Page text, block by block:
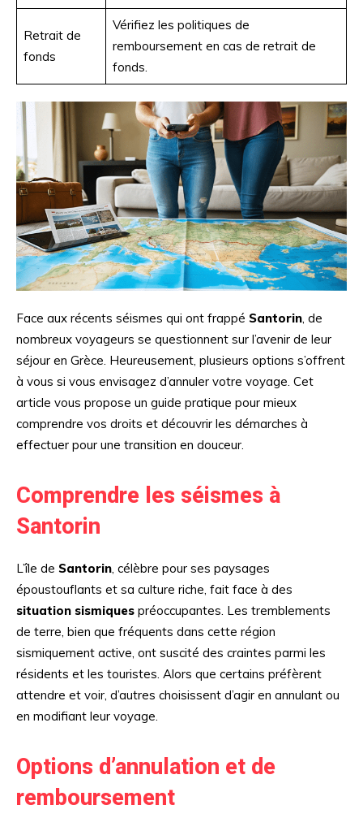
Retrait de
fonds
Vérifiez les politiques de
remboursement en cas de retrait de
fonds.
Face aux récents séismes qui ont frappé Santorin, de
nombreux voyageurs se questionnent sur l’avenir de leur
séjour en Grèce. Heureusement, plusieurs options s’offrent
à vous si vous envisagez d’annuler votre voyage. Cet
article vous propose un guide pratique pour mieux
comprendre vos droits et découvrir les démarches à
effectuer pour une transition en douceur.
Comprendre les séismes à
Santorin
L’île de Santorin, célèbre pour ses paysages
époustouflants et sa culture riche, fait face à des
situation sismiques préoccupantes. Les tremblements
de terre, bien que fréquents dans cette région
sismiquement active, ont suscité des craintes parmi les
résidents et les touristes. Alors que certains préfèrent
attendre et voir, d’autres choisissent d’agir en annulant ou
en modifiant leur voyage.
Options d’annulation et de
remboursement